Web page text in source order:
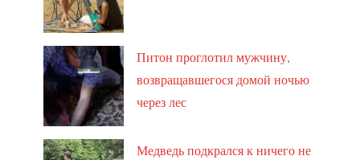
Питон проглотил мужчину,
возвращавшегося домой ночью
через лес
Медведь подкрался к ничего не